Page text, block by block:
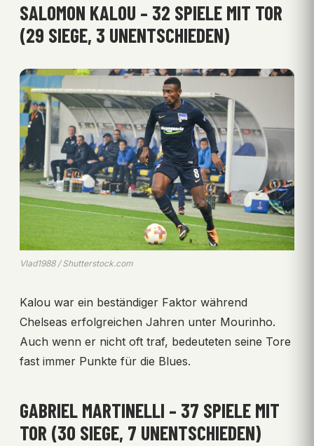
SALOMON KALOU – 32 SPIELE MIT TOR
(29 SIEGE, 3 UNENTSCHIEDEN)
Vlad1988 / Shutterstock.com
Kalou war ein beständiger Faktor während
Chelseas erfolgreichen Jahren unter Mourinho.
Auch wenn er nicht oft traf, bedeuteten seine Tore
fast immer Punkte für die Blues.
GABRIEL MARTINELLI – 37 SPIELE MIT
TOR (30 SIEGE, 7 UNENTSCHIEDEN)